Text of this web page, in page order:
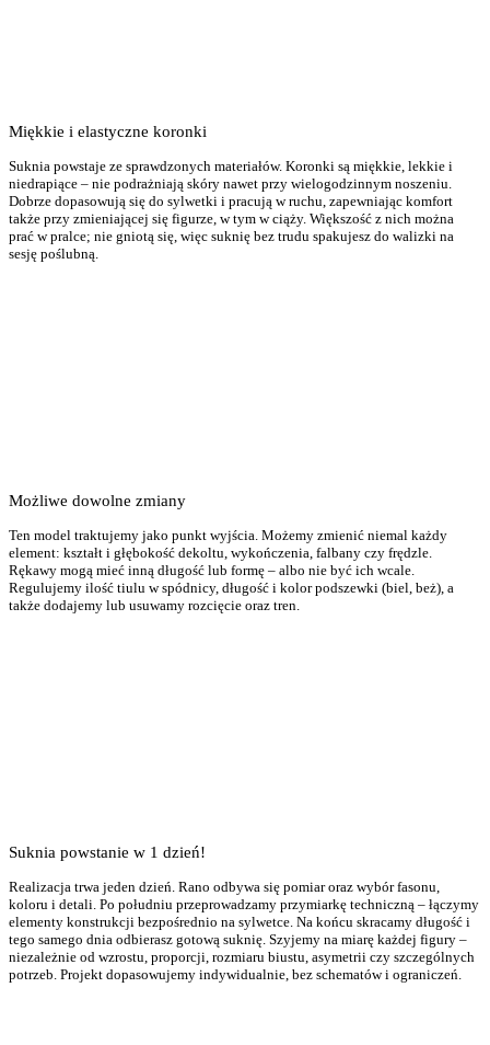
ręce bez uczucia ciężkości.
Na plecach znajdują się delikatne frędzle, które poruszają się przy
każdym ruchu. Jeśli wolisz inną wersję, podczas szycia na miarę
możesz zmienić kształt lub długość rękawów, usunąć je całkowicie,
zmodyfikować dekolt, dodać lub ograniczyć rozcięcie w spódnicy,
zmienić kolor podszewki albo ilość frędzli. To suknia ślubna plus
size, którą dopasujesz do własnych potrzeb.
Miękkie i elastyczne koronki
Suknia powstaje ze sprawdzonych materiałów. Koronki są miękkie, lekkie i
niedrapiące – nie podrażniają skóry nawet przy wielogodzinnym noszeniu.
Dobrze dopasowują się do sylwetki i pracują w ruchu, zapewniając komfort
także przy zmieniającej się figurze, w tym w ciąży. Większość z nich można
prać w pralce; nie gniotą się, więc suknię bez trudu spakujesz do walizki na
sesję poślubną.
Możliwe dowolne zmiany
Ten model traktujemy jako punkt wyjścia. Możemy zmienić niemal każdy
element: kształt i głębokość dekoltu, wykończenia, falbany czy frędzle.
Rękawy mogą mieć inną długość lub formę – albo nie być ich wcale.
Regulujemy ilość tiulu w spódnicy, długość i kolor podszewki (biel, beż), a
także dodajemy lub usuwamy rozcięcie oraz tren.
Suknia powstanie w 1 dzień!
Realizacja trwa jeden dzień. Rano odbywa się pomiar oraz wybór fasonu,
koloru i detali. Po południu przeprowadzamy przymiarkę techniczną – łączymy
elementy konstrukcji bezpośrednio na sylwetce. Na końcu skracamy długość i
tego samego dnia odbierasz gotową suknię. Szyjemy na miarę każdej figury –
niezależnie od wzrostu, proporcji, rozmiaru biustu, asymetrii czy szczególnych
potrzeb. Projekt dopasowujemy indywidualnie, bez schematów i ograniczeń.